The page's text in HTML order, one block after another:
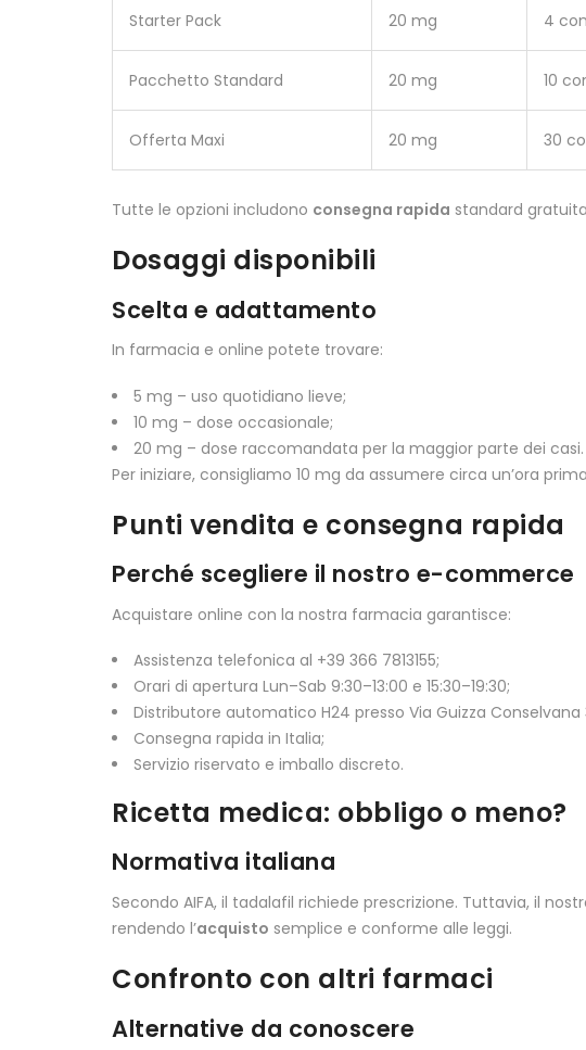
Starter Pack 20 mg 4
Pacchetto Standard 20 mg 10
Offerta Maxi 20 mg 30
Tutte le opzioni includono consegna rapida standard
Dosaggi disponibili
Scelta e adattamento
In farmacia e online potete trovare:
5 mg – uso quotidiano lieve;
10 mg – dose occasionale;
20 mg – dose raccomandata per la maggior parte dei casi.
Per iniziare, consigliamo 10 mg da assumere circa un’ora
Punti vendita e consegna rapida
Perché scegliere il nostro e-commerce
Acquistare online con la nostra farmacia garantisce:
Assistenza telefonica al +39 366 7813155;
Orari di apertura Lun–Sab 9:30–13:00 e 15:30–19:30;
Distributore automatico H24 presso Via Guizza Conselvana
Consegna rapida in Italia;
Servizio riservato e imballo discreto.
Ricetta medica: obbligo o meno?
Normativa italiana
Secondo AIFA, il tadalafil richiede prescrizione. Tuttavia, il
rendendo l’acquisto semplice e conforme alle leggi.
Confronto con altri farmaci
Alternative da conoscere